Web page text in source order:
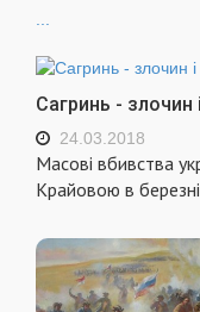
Сагринь - злочин
24.03.2018
Масові вбивства
Крайовою в